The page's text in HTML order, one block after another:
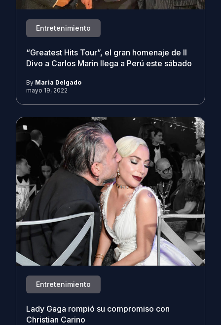
Entretenimiento
“Greatest Hits Tour”, el gran homenaje de Il
Divo a Carlos Marin llega a Perú este sábado
By Maria Delgado
mayo 19, 2022
Entretenimiento
Lady Gaga rompió su compromiso con
Christian Carino